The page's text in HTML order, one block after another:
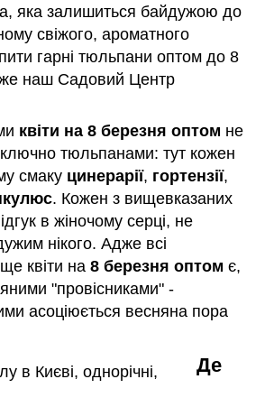
яка залишиться байдужою до
свіжого, ароматного
гарні тюльпани оптом до 8
наш Садовий Центр
квіти на 8 березня оптом не
тюльпанами: тут кожен
смаку цинерарії, гортензії,
. Кожен з вищевказаних
в жіночому серці, не
нікого. Адже всі
квіти на 8 березня оптом є,
"провісниками" -
асоціюється весняна пора
Де